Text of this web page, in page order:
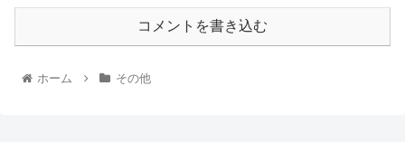
コメントを書き込む
ホーム その他